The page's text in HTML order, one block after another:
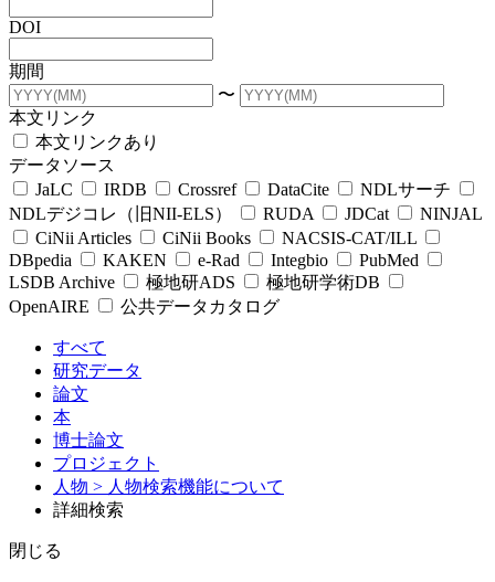
DOI
期間
〜
本文リンク
本文リンクあり
データソース
JaLC
IRDB Crossref DataCite
NDLサーチ
NDLデジコレ（旧NII-ELS）
RUDA JDCat
NINJAL
CiNii Articles
CiNii Books
NACSIS-CAT/ILL
DBpedia
KAKEN e-Rad Integbio
PubMed
LSDB Archive
極地研ADS
極地研学術DB
OpenAIRE
公共データカタログ
すべて
研究データ
論文
本
博士論文
プロジェクト
人物 > 人物検索機能について
詳細検索
閉じる